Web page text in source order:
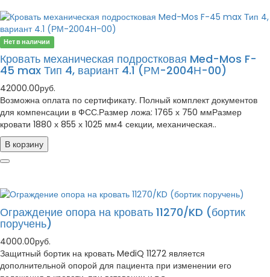
Нет в наличии
Кровать механическая подростковая Med-Mos F-
45 max Тип 4, вариант 4.1 (РМ-2004Н-00)
42000.00руб.
Возможна оплата по сертификату. Полный комплект документов
для компенсации в ФСС.Размер ложа: 1765 х 750 ммРазмер
кровати 1880 х 855 х 1025 мм4 секции, механическая..
В корзину
Ограждение опора на кровать 11270/KD (бортик
поручень)
4000.00руб.
Защитный бортик на кровать MediQ 11272 является
дополнительной опорой для пациента при изменении его